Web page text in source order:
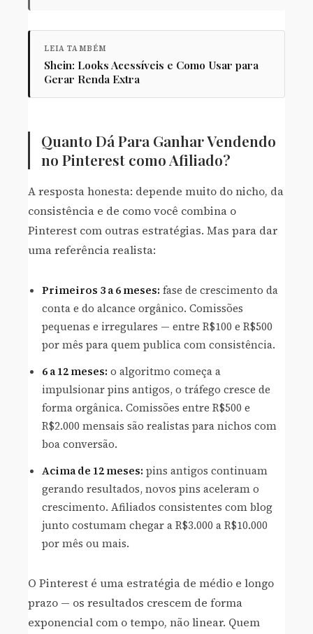
LEIA TAMBÉM
Shein: Looks Acessíveis e Como Usar para
Gerar Renda Extra
Quanto Dá Para Ganhar Vendendo
no Pinterest como Afiliado?
A resposta honesta: depende muito do nicho, da
consistência e de como você combina o
Pinterest com outras estratégias. Mas para dar
uma referência realista:
Primeiros 3 a 6 meses: fase de crescimento da
conta e do alcance orgânico. Comissões
pequenas e irregulares — entre R$100 e R$500
por mês para quem publica com consistência.
6 a 12 meses: o algoritmo começa a
impulsionar pins antigos, o tráfego cresce de
forma orgânica. Comissões entre R$500 e
R$2.000 mensais são realistas para nichos com
boa conversão.
Acima de 12 meses: pins antigos continuam
gerando resultados, novos pins aceleram o
crescimento. Afiliados consistentes com blog
junto costumam chegar a R$3.000 a R$10.000
por mês ou mais.
O Pinterest é uma estratégia de médio e longo
prazo — os resultados crescem de forma
exponencial com o tempo, não linear. Quem